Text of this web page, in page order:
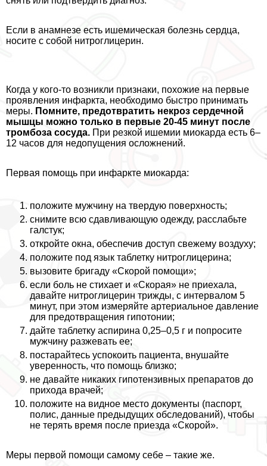
Если в анамнезе есть ишемическая болезнь сердца,
носите с собой нитроглицерин.
Когда у кого-то возникли признаки, похожие на первые
проявления инфаркта, необходимо быстро принимать
меры. Помните, предотвратить некроз сердечной
мышцы можно только в первые 20-45 минут после
тромбоза сосуда. При резкой ишемии миокарда есть 6–
12 часов для недопущения осложнений.
Первая помощь при инфаркте миокарда:
положите мужчину на твердую поверхность;
снимите всю сдавливающую одежду, расслабьте
галстук;
откройте окна, обеспечив доступ свежему воздуху;
положите под язык таблетку нитроглицерина;
вызовите бригаду «Скорой помощи»;
если боль не стихает и «Скорая» не приехала,
давайте нитроглицерин трижды, с интервалом 5
минут, при этом измеряйте артериальное давление
для предотвращения гипотонии;
дайте таблетку аспирина 0,25–0,5 г и попросите
мужчину разжевать ее;
постарайтесь успокоить пациента, внушайте
уверенность, что помощь близко;
не давайте никаких гипотензивных препаратов до
прихода врачей;
положите на видное место документы (паспорт,
полис, данные предыдущих обследований), чтобы
не терять время после приезда «Скорой».
Меры первой помощи самому себе – такие же.